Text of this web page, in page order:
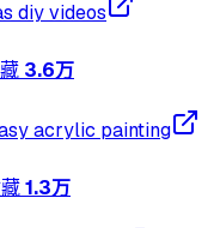
diy videos
3.6万
acrylic painting
1.3万